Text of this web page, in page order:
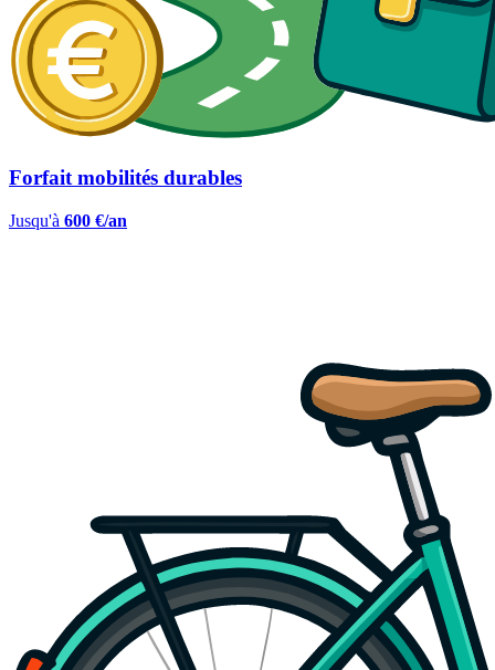
Forfait mobilités durables
Jusqu'à 600 €/an